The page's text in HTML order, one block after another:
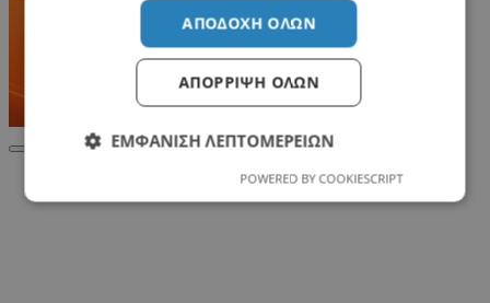
ΑΠΟΔΟΧΉ ΌΛΩΝ
ΑΠΌΡΡΙΨΗ ΌΛΩΝ
ΕΜΦΆΝΙΣΗ ΛΕΠΤΟΜΕΡΕΙΏΝ
POWERED BY COOKIESCRIPT